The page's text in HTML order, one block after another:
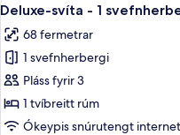
1
allar
myndir
fyrir
Deluxe-
svíta
-
5
Deluxe-svíta - 1
68 fermetrar
1 svefnherbergi
Pláss fyrir 3
1 tvíbreitt rúm
Ókeypis snúrutengt internet